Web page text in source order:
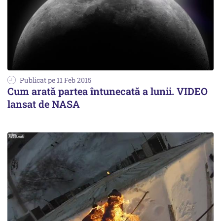
Publicat pe 11 Feb 2015
Cum arată partea întunecată a lunii. VIDEO
lansat de NASA